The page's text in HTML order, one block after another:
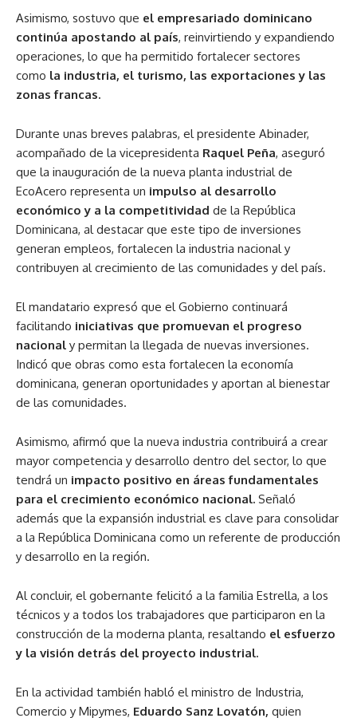
Asimismo, sostuvo que el empresariado dominicano
continúa apostando al país, reinvirtiendo y expandiendo
operaciones, lo que ha permitido fortalecer sectores
como la industria, el turismo, las exportaciones y las
zonas francas.
Durante unas breves palabras, el presidente Abinader,
acompañado de la vicepresidenta Raquel Peña, aseguró
que la inauguración de la nueva planta industrial de
EcoAcero representa un impulso al desarrollo
económico y a la competitividad de la República
Dominicana, al destacar que este tipo de inversiones
generan empleos, fortalecen la industria nacional y
contribuyen al crecimiento de las comunidades y del país.
El mandatario expresó que el Gobierno continuará
facilitando iniciativas que promuevan el progreso
nacional y permitan la llegada de nuevas inversiones.
Indicó que obras como esta fortalecen la economía
dominicana, generan oportunidades y aportan al bienestar
de las comunidades.
Asimismo, afirmó que la nueva industria contribuirá a crear
mayor competencia y desarrollo dentro del sector, lo que
tendrá un impacto positivo en áreas fundamentales
para el crecimiento económico nacional. Señaló
además que la expansión industrial es clave para consolidar
a la República Dominicana como un referente de producción
y desarrollo en la región.
Al concluir, el gobernante felicitó a la familia Estrella, a los
técnicos y a todos los trabajadores que participaron en la
construcción de la moderna planta, resaltando el esfuerzo
y la visión detrás del proyecto industrial.
En la actividad también habló el ministro de Industria,
Comercio y Mipymes, Eduardo Sanz Lovatón, quien